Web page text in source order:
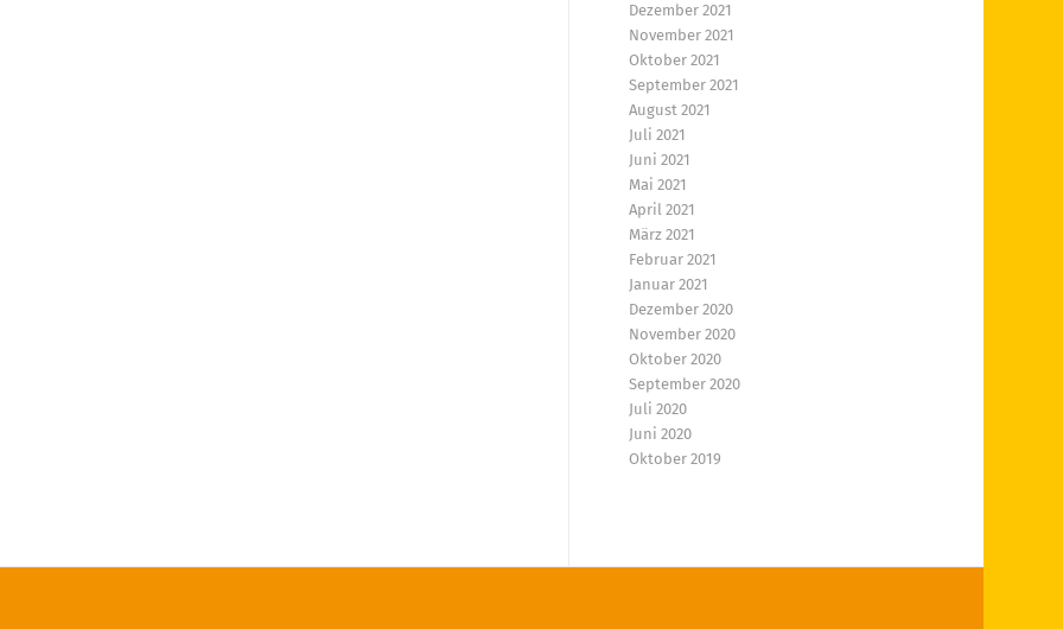
Dezember 2021
November 2021
Oktober 2021
September 2021
August 2021
Juli 2021
Juni 2021
Mai 2021
April 2021
März 2021
Februar 2021
Januar 2021
Dezember 2020
November 2020
Oktober 2020
September 2020
Juli 2020
Juni 2020
Oktober 2019